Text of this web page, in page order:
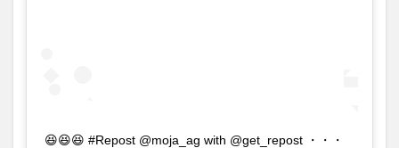
😆😆😆 #Repost @moja_ag with @get_repost ・・・